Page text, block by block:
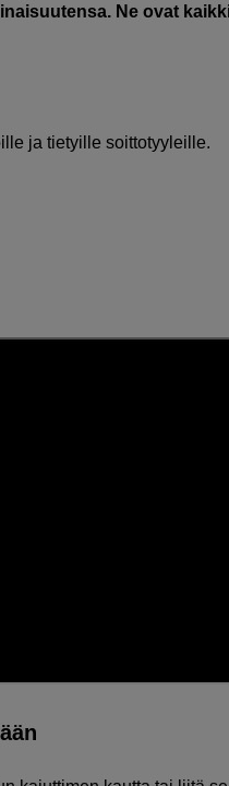
Ne ovat
ja tietyille soittotyyleille.